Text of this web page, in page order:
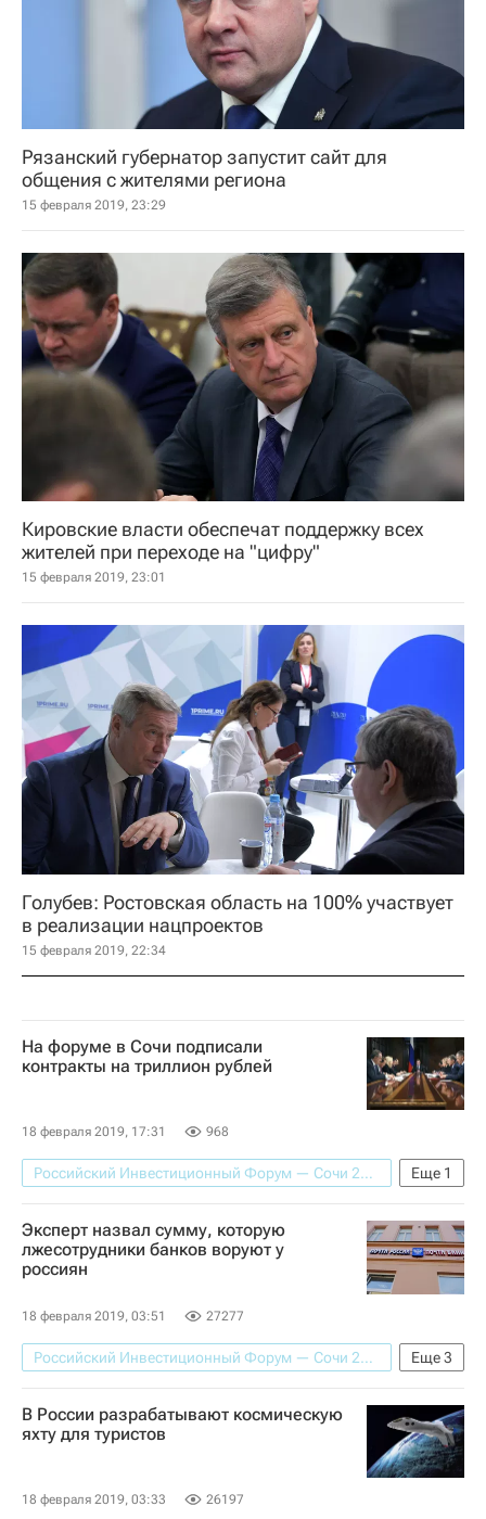
Рязанский губернатор запустит сайт для
общения с жителями региона
15 февраля 2019, 23:29
Кировские власти обеспечат поддержку всех
жителей при переходе на "цифру"
15 февраля 2019, 23:01
Голубев: Ростовская область на 100% участвует
в реализации нацпроектов
15 февраля 2019, 22:34
На форуме в Сочи подписали
контракты на триллион рублей
18 февраля 2019, 17:31 968
Еще 1
Российский Инвестиционный Форум — Сочи 2019
Сочи
Эксперт назвал сумму, которую
лжесотрудники банков воруют у
россиян
18 февраля 2019, 03:51 27277
Еще3
Российский Инвестиционный Форум — Сочи 2019
Происшествия
Почта банк Россия
В России разрабатывают космическую
яхту для туристов
18 февраля 2019, 03:33 26197